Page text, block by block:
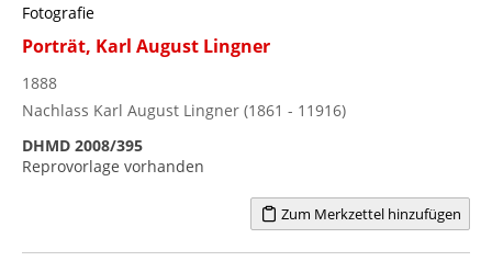
Fotografie
Porträt, Karl August Lingner
1888
Nachlass Karl August Lingner (1861 - 11916)
DHMD 2008/395
Reprovorlage vorhanden
Zum Merkzettel hinzufügen